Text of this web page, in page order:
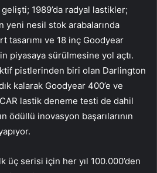
1989’da radyal lastikler;
yeni nesil stok arabalarında
tasarımı ve 18 inç Goodyear
piyasaya sürülmesine yol açtı.
pistlerinden biri olan Darlington
kalarak Goodyear 400’e ve
lastik deneme testi de dahil
ödüllü inovasyon başarılarının
üç serisi için her yıl 100.000’den